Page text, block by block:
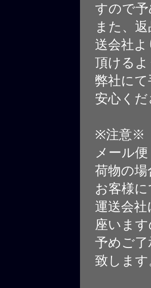
すので
また、
送会社
頂けるよ
弊社に
安心くだ
※注意※
メール
荷物の
お客様
運送会
座いま
予めご
致します